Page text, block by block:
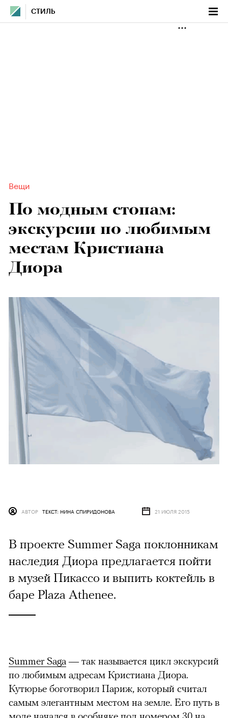
СТИЛЬ
Вещи
По модным стопам:
экскурсии по любимым
местам Кристиана
Диора
АВТОР ТЕКСТ: НИНА СПИРИДОНОВА 21 ИЮЛЯ 2015
В проекте Summer Saga поклонникам
наследия Диора предлагается пойти
в музей Пикассо и выпить коктейль в
баре Plaza Athenee.
Summer Saga — так называется цикл экскурсий
по любимым адресам Кристиана Диора.
Кутюрье боготворил Париж, который считал
самым элегантным местом на земле. Его путь в
моде начался в особняке под номером 30 на